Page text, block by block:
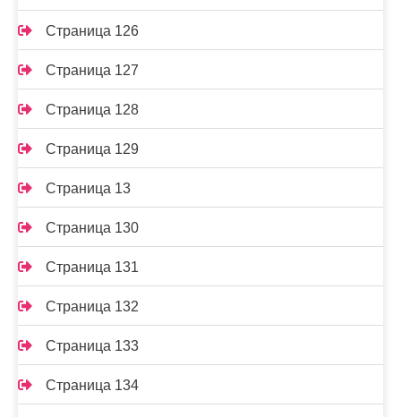
Страница 126
Страница 127
Страница 128
Страница 129
Страница 13
Страница 130
Страница 131
Страница 132
Страница 133
Страница 134